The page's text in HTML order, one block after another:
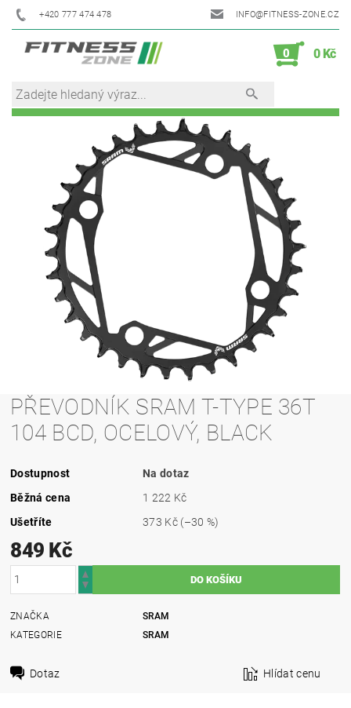
+420 777 474 478 INFO@FITNESS-ZONE.CZ
0 0 Kč
PŘEVODNÍK SRAM T-TYPE 36T
104 BCD, OCELOVÝ, BLACK
Dostupnost
Na dotaz
Běžná cena
1 222 Kč
Ušetříte
373 Kč (–30 %)
849 Kč
ZNAČKA
SRAM
KATEGORIE
SRAM
Dotaz Hlídat cenu